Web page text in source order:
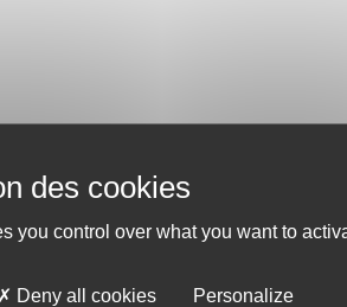
you control over what you want to
Deny all cookies Personalize